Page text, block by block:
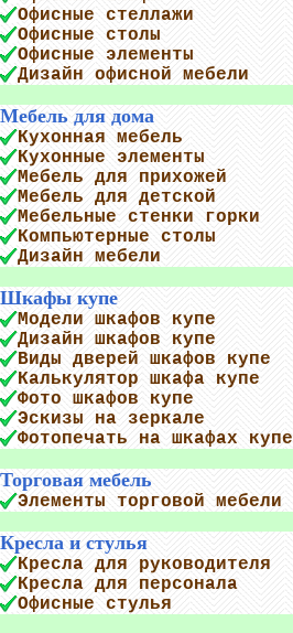
Офисные стеллажи
Офисные столы
Офисные элементы
Дизайн офисной мебели
Мебель для дома
Кухонная мебель
Кухонные элементы
Мебель для прихожей
Мебель для детской
Мебельные стенки горки
Компьютерные столы
Дизайн мебели
Шкафы купе
Модели шкафов купе
Дизайн шкафов купе
Виды дверей шкафов купе
Калькулятор шкафа купе
Фото шкафов купе
Эскизы на зеркале
Фотопечать на шкафах купе
Торговая мебель
Элементы торговой мебели
Кресла и стулья
Кресла для руководителя
Кресла для персонала
Офисные стулья